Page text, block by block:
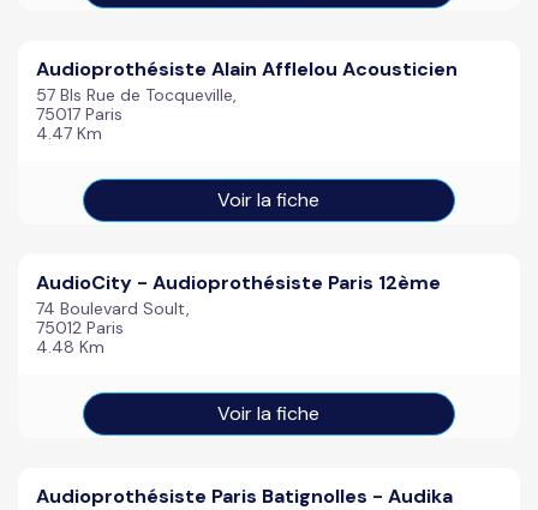
Audioprothésiste Alain Afflelou Acousticien
57 BIs Rue de Tocqueville,
75017 Paris
4.47 Km
Voir la fiche
AudioCity - Audioprothésiste Paris 12ème
74 Boulevard Soult,
75012 Paris
4.48 Km
Voir la fiche
Audioprothésiste Paris Batignolles - Audika